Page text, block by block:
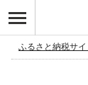
ふるさと納税サ